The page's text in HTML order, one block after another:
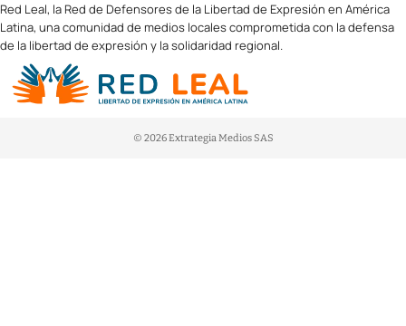
Red Leal, la Red de Defensores de la Libertad de Expresión en América
Latina, una comunidad de medios locales comprometida con la defensa
de la libertad de expresión y la solidaridad regional.
© 2026 Extrategia Medios SAS